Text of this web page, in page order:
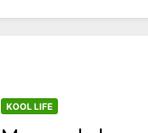
KOOL LIFE